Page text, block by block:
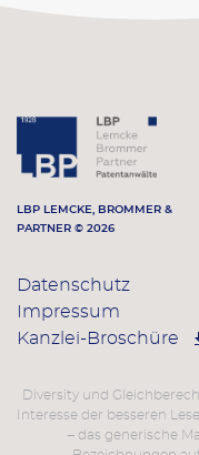
LBP LEMCKE, BROMMER &
PARTNER © 2026
Datenschutz
Impressum
Kanzlei-Broschüre
Diversity und
Interesse der besseren
– das generische